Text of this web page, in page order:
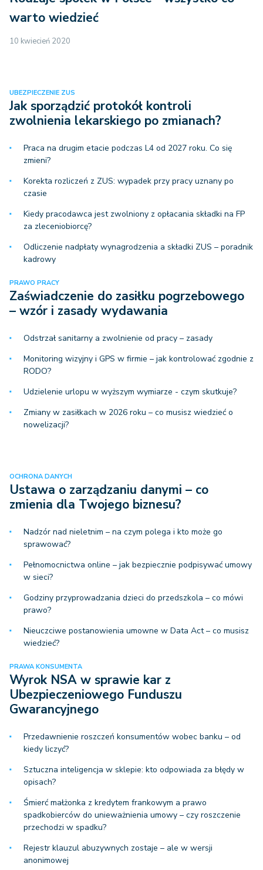
warto wiedzieć
10 kwiecień 2020
UBEZPIECZENIE ZUS
Jak sporządzić protokół kontroli
zwolnienia lekarskiego po zmianach?
Praca na drugim etacie podczas L4 od 2027 roku. Co się
zmieni?
Korekta rozliczeń z ZUS: wypadek przy pracy uznany po
czasie
Kiedy pracodawca jest zwolniony z opłacania składki na FP
za zleceniobiorcę?
Odliczenie nadpłaty wynagrodzenia a składki ZUS – poradnik
kadrowy
PRAWO PRACY
Zaświadczenie do zasiłku pogrzebowego
– wzór i zasady wydawania
Odstrzał sanitarny a zwolnienie od pracy – zasady
Monitoring wizyjny i GPS w firmie – jak kontrolować zgodnie z
RODO?
Udzielenie urlopu w wyższym wymiarze - czym skutkuje?
Zmiany w zasiłkach w 2026 roku – co musisz wiedzieć o
nowelizacji?
OCHRONA DANYCH
Ustawa o zarządzaniu danymi – co
zmienia dla Twojego biznesu?
Nadzór nad nieletnim – na czym polega i kto może go
sprawować?
Pełnomocnictwa online – jak bezpiecznie podpisywać umowy
w sieci?
Godziny przyprowadzania dzieci do przedszkola – co mówi
prawo?
Nieuczciwe postanowienia umowne w Data Act – co musisz
wiedzieć?
PRAWA KONSUMENTA
Wyrok NSA w sprawie kar z
Ubezpieczeniowego Funduszu
Gwarancyjnego
Przedawnienie roszczeń konsumentów wobec banku – od
kiedy liczyć?
Sztuczna inteligencja w sklepie: kto odpowiada za błędy w
opisach?
Śmierć małżonka z kredytem frankowym a prawo
spadkobierców do unieważnienia umowy – czy roszczenie
przechodzi w spadku?
Rejestr klauzul abuzywnych zostaje – ale w wersji
anonimowej